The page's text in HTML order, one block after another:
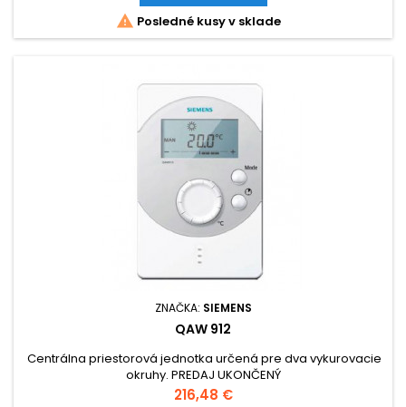
 Posledné kusy v sklade
ZNAČKA: SIEMENS
QAW 912
Centrálna priestorová jednotka určená pre dva vykurovacie
okruhy. PREDAJ UKONČENÝ
Cena
216,48 €